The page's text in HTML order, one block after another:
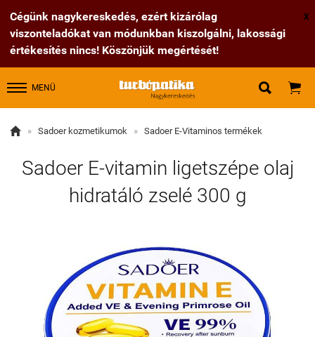
Cégünk nagykereskedés, ezért kizárólag
viszonteladókat van módunkban kiszolgálni, lakossági
értékesítés nincs! Köszönjük megértését!
X
MENÜ  
 » Sadoer kozmetikumok » Sadoer E-Vitaminos termékek
Sadoer E-vitamin ligetszépe olaj
hidratáló zselé 300 g